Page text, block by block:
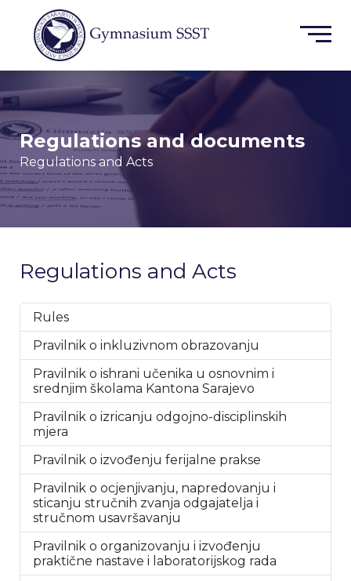
Regulations and documents
Regulations and Acts
Regulations and Acts
Rules
Pravilnik o inkluzivnom obrazovanju
Pravilnik o ishrani učenika u osnovnim i
srednjim školama Kantona Sarajevo
Pravilnik o izricanju odgojno-disciplinskih
mjera
Pravilnik o izvođenju ferijalne prakse
Pravilnik o ocjenjivanju, napredovanju i
sticanju stručnih zvanja odgajatelja i
stručnom usavršavanju
Pravilnik o organizovanju i izvođenju
praktične nastave i laboratorijskog rada